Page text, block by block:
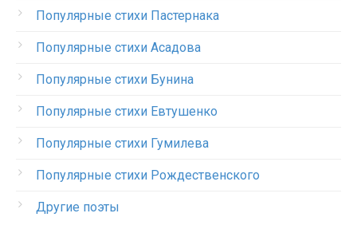
Популярные стихи Пастернака
Популярные стихи Асадова
Популярные стихи Бунина
Популярные стихи Евтушенко
Популярные стихи Гумилева
Популярные стихи Рождественского
Другие поэты